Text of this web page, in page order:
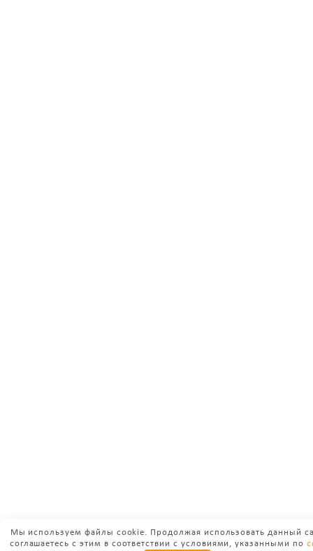
Мы используем файлы cookie. Продолжая использовать данный
соглашаетесь с этим в соответствии с условиями, указанными по